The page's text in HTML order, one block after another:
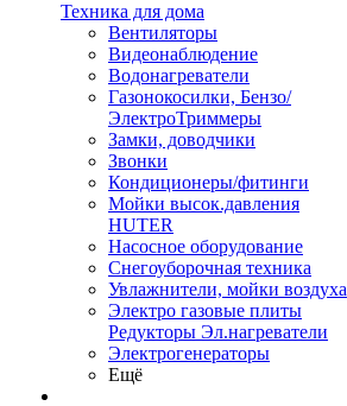
Техника для дома
Вентиляторы
Видеонаблюдение
Водонагреватели
Газонокосилки, Бензо/
ЭлектроТриммеры
Замки, доводчики
Звонки
Кондиционеры/фитинги
Мойки высок.давления
HUTER
Насосное оборудование
Снегоуборочная техника
Увлажнители, мойки воздуха
Электро газовые плиты
Редукторы Эл.нагреватели
Электрогенераторы
Ещё